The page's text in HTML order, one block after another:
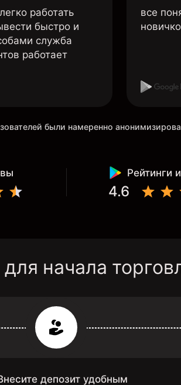
работать
быстро и
служба
работает
все
были намеренно
Рейтинги
4.6
начала
депозит удобным